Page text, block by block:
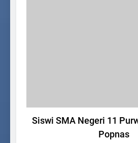
Siswi SMA Negeri 11
Popnas